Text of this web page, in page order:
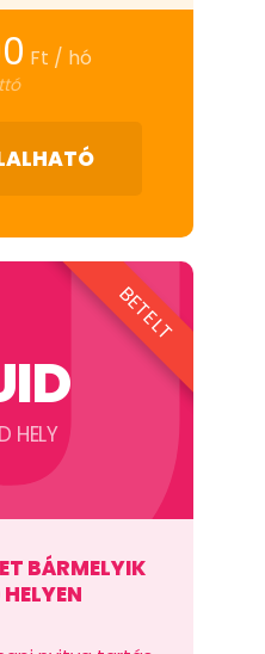
Ft / hó
HELY
BÁRMELYIK
BETELT